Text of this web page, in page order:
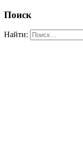
Поиск
Найти: